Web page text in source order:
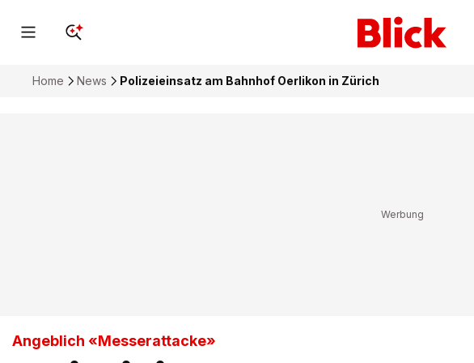
Home News Polizeieinsatz am Bahnhof Oerlikon in Zürich
Angeblich «Messerattacke»